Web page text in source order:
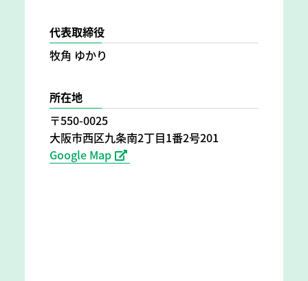
代表取締役
牧角 ゆかり
所在地
〒550-0025
大阪市西区九条南2丁目1番2号201
Google Map